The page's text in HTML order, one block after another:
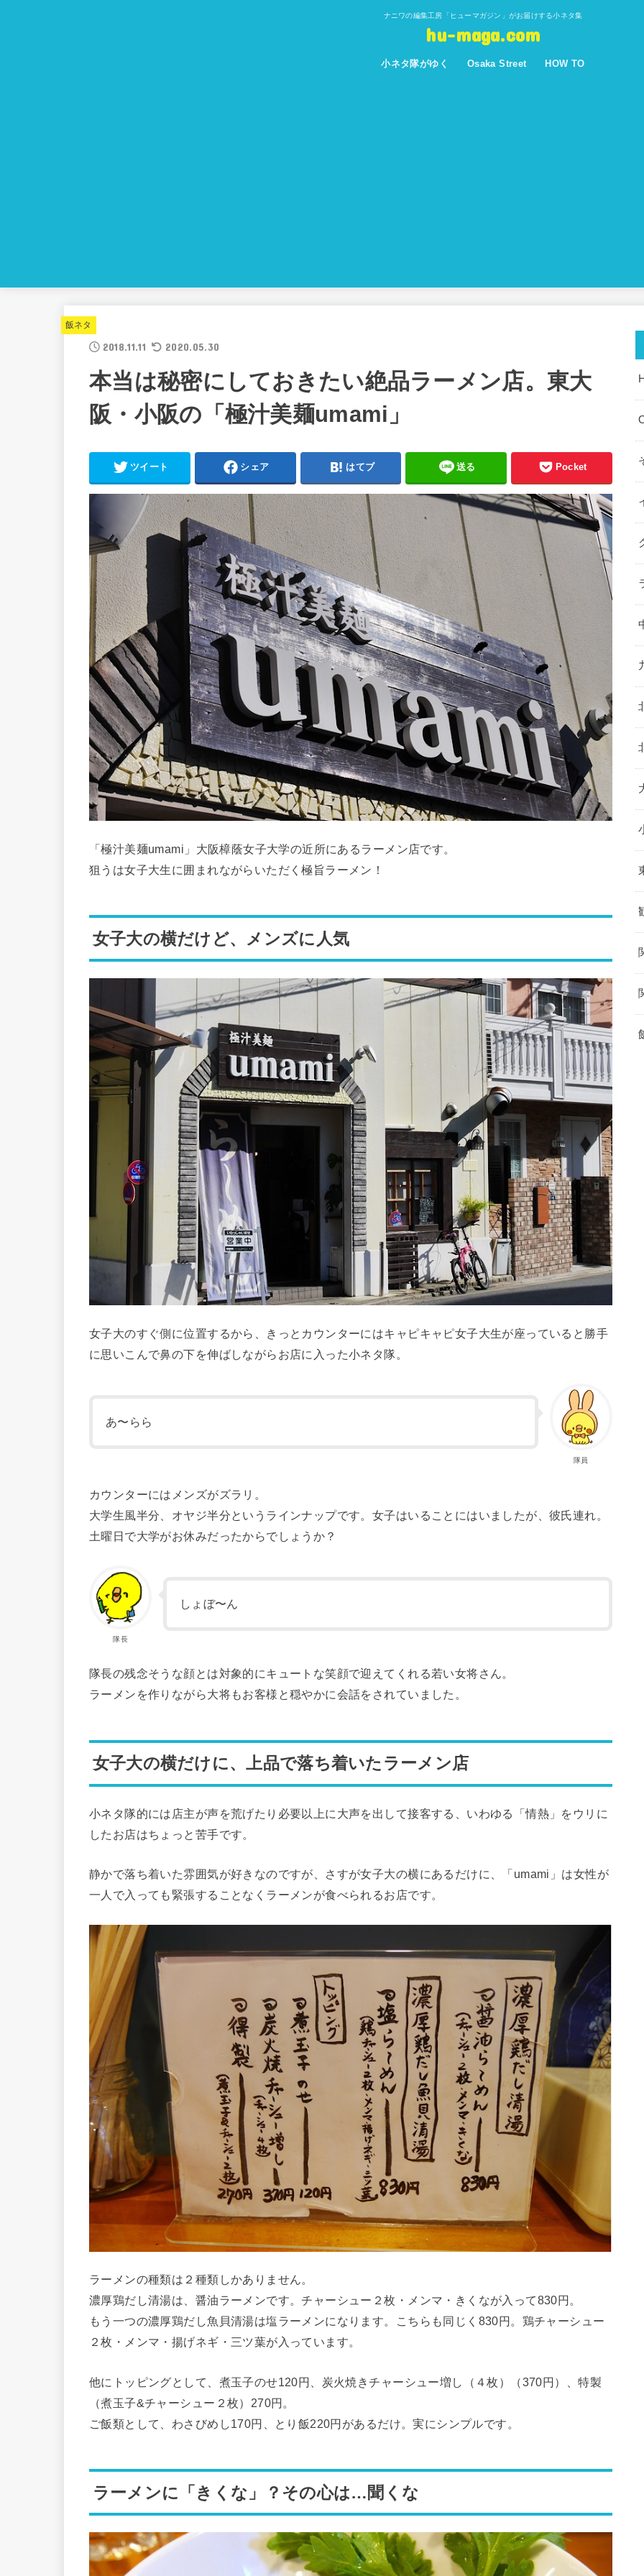
ナニワの編集工房「ヒューマガジン」がお届けする小ネタ集
hu-maga.com
小ネタ隊がゆく Osaka Street HOW TO
飯ネタ
2018.11.11 2020.05.30
本当は秘密にしておきたい絶品ラーメン店。東大
阪・小阪の「極汁美麺umami」
ツイート シェア はてブ 送る Pocket
「極汁美麺umami」大阪樟蔭女子大学の近所にあるラーメン店です。
狙うは女子大生に囲まれながらいただく極旨ラーメン！
女子大の横だけど、メンズに人気
女子大のすぐ側に位置するから、きっとカウンターにはキャピキャピ女子大生が座っていると勝手
に思いこんで鼻の下を伸ばしながらお店に入った小ネタ隊。
隊員
あ〜らら
カウンターにはメンズがズラリ。
大学生風半分、オヤジ半分というラインナップです。女子はいることにはいましたが、彼氏連れ。
土曜日で大学がお休みだったからでしょうか？
隊長
しょぼ〜ん
隊長の残念そうな顔とは対象的にキュートな笑顔で迎えてくれる若い女将さん。
ラーメンを作りながら大将もお客様と穏やかに会話をされていました。
女子大の横だけに、上品で落ち着いたラーメン店
小ネタ隊的には店主が声を荒げたり必要以上に大声を出して接客する、いわゆる「情熱」をウリに
したお店はちょっと苦手です。
静かで落ち着いた雰囲気が好きなのですが、さすが女子大の横にあるだけに、「umami」は女性が
一人で入っても緊張することなくラーメンが食べられるお店です。
ラーメンの種類は２種類しかありません。
濃厚鶏だし清湯は、醤油ラーメンです。チャーシュー２枚・メンマ・きくなが入って830円。
もう一つの濃厚鶏だし魚貝清湯は塩ラーメンになります。こちらも同じく830円。鶏チャーシュー
２枚・メンマ・揚げネギ・三ツ葉が入っています。
他にトッピングとして、煮玉子のせ120円、炭火焼きチャーシュー増し（４枚）（370円）、特製
（煮玉子&チャーシュー２枚）270円。
ご飯類として、わさびめし170円、とり飯220円があるだけ。実にシンプルです。
ラーメンに「きくな」？その心は…聞くな